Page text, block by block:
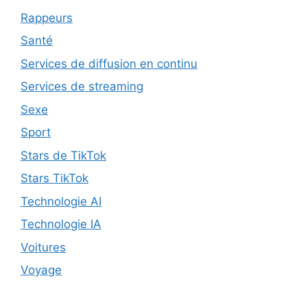
Rappeurs
Santé
Services de diffusion en continu
Services de streaming
Sexe
Sport
Stars de TikTok
Stars TikTok
Technologie AI
Technologie IA
Voitures
Voyage